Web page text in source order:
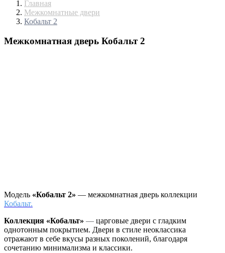
Главная
Межкомнатные двери
Кобальт 2
Межкомнатная дверь Кобальт 2
Модель «Кобальт 2» — межкомнатная дверь коллекции
Кобальт.
Коллекция «Кобальт» — царговые двери с гладким
однотонным покрытием. Двери в стиле неоклассика
отражают в себе вкусы разных поколений, благодаря
сочетанию минимализма и классики.